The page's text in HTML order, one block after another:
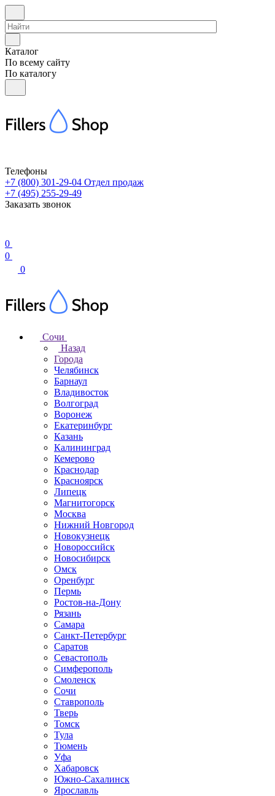
Каталог
По всему сайту
По каталогу
Телефоны
+7 (800) 301-29-04 Отдел продаж
+7 (495) 255-29-49
Заказать звонок
0
0
0
Сочи
Назад
Города
Челябинск
Барнаул
Владивосток
Волгоград
Воронеж
Екатеринбург
Казань
Калининград
Кемерово
Краснодар
Красноярск
Липецк
Магнитогорск
Москва
Нижний Новгород
Новокузнецк
Новороссийск
Новосибирск
Омск
Оренбург
Пермь
Ростов-на-Дону
Рязань
Самара
Санкт-Петербург
Саратов
Севастополь
Симферополь
Смоленск
Сочи
Ставрополь
Тверь
Томск
Тула
Тюмень
Уфа
Хабаровск
Южно-Сахалинск
Ярославль